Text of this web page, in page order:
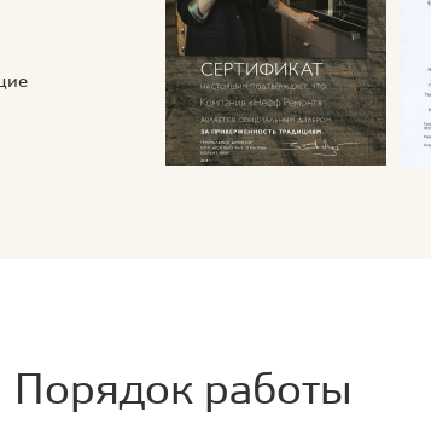
Порядок работы